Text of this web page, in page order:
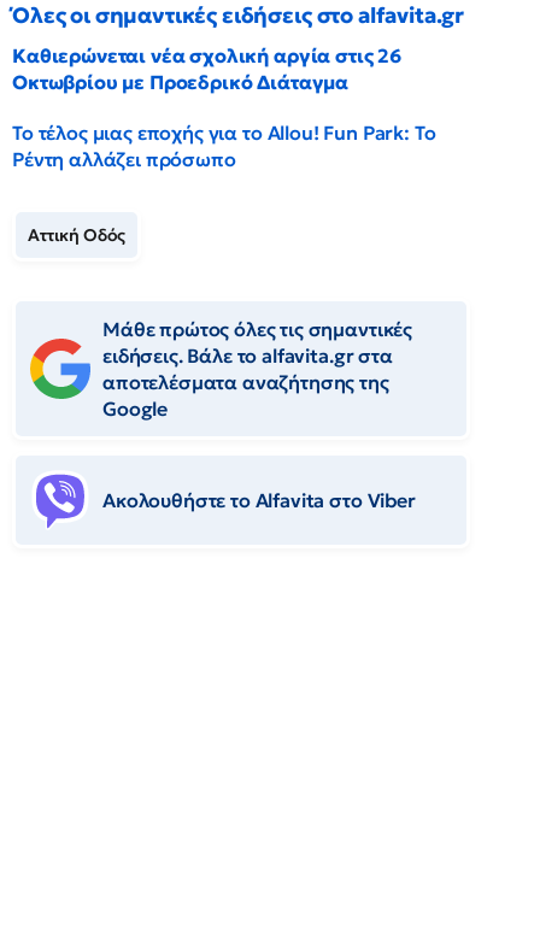
Όλες οι σημαντικές ειδήσεις στο alfavita.gr
Καθιερώνεται νέα σχολική αργία στις 26
Οκτωβρίου με Προεδρικό Διάταγμα
Το τέλος μιας εποχής για το Allou! Fun Park: Το
Ρέντη αλλάζει πρόσωπο
Αττική Οδός
Μάθε πρώτος όλες τις σημαντικές
ειδήσεις. Βάλε το alfavita.gr στα
αποτελέσματα αναζήτησης της
Google
Ακολουθήστε το Αlfavita στο Viber